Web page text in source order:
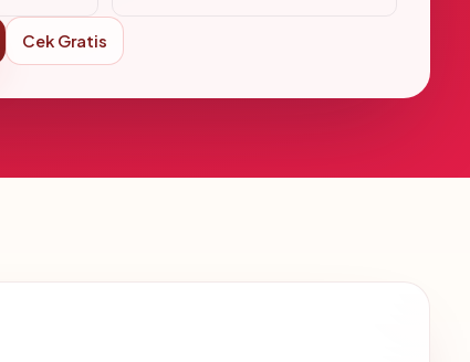
Cek Gratis